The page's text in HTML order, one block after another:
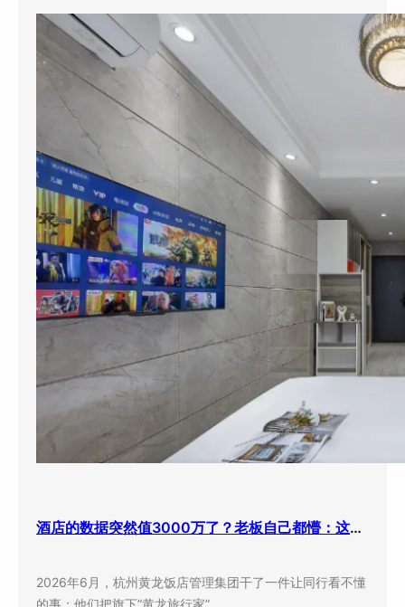
酒店的数据突然值3000万了？老板自己都懵：这玩意儿还能卖钱？
2026年6月，杭州黄龙饭店管理集团干了一件让同行看不懂
的事：他们把旗下”黄龙旅行家”…